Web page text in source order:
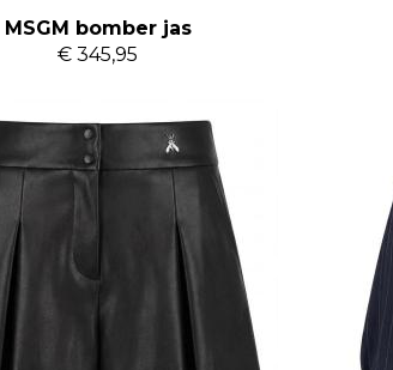
MSGM bomber jas
€ 345,95